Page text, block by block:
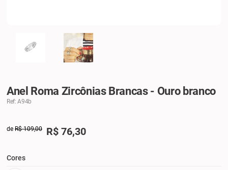
Anel Roma Zircônias Brancas - Ouro branco
Ref: A94b
de R$ 109,00 R$ 76,30
Cores